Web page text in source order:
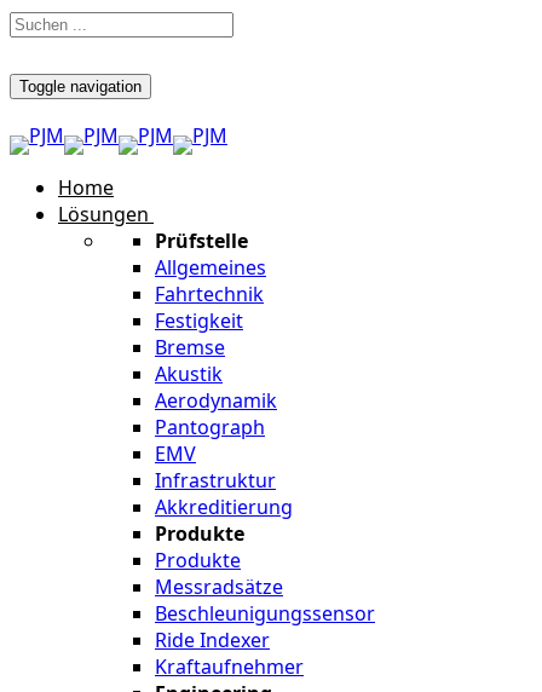
Toggle navigation
Home
Lösungen
Prüfstelle
Allgemeines
Fahrtechnik
Festigkeit
Bremse
Akustik
Aerodynamik
Pantograph
EMV
Infrastruktur
Akkreditierung
Produkte
Produkte
Messradsätze
Beschleunigungssensor
Ride Indexer
Kraftaufnehmer